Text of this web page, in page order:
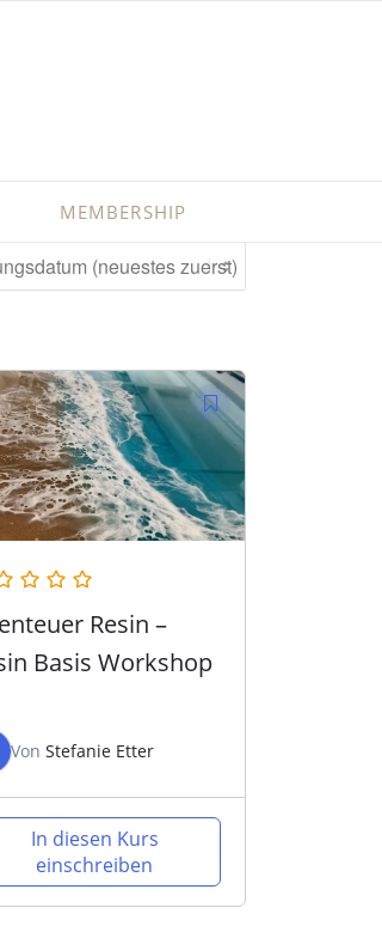
MEMBERSHIP
Resin –
Basis Workshop
VonStefanie Etter
In diesen Kurs
einschreiben